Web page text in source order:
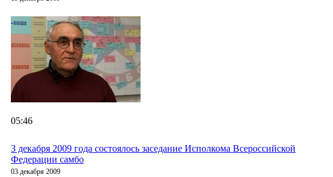
05:46
3 декабря 2009 года состоялось заседание Исполкома Всероссийской
Федерации самбо
03 декабря 2009